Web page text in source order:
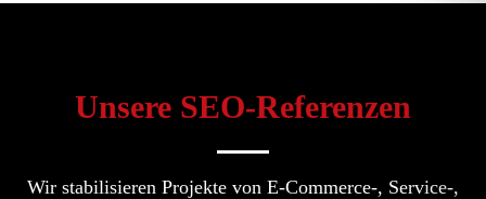
Unsere SEO-Referenzen
Wir stabilisieren Projekte von E-Commerce-, Service-,